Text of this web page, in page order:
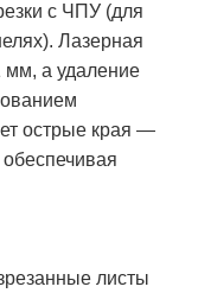
с ЧПУ (для
Лазерная
мм, а удаление
острые края —
листы